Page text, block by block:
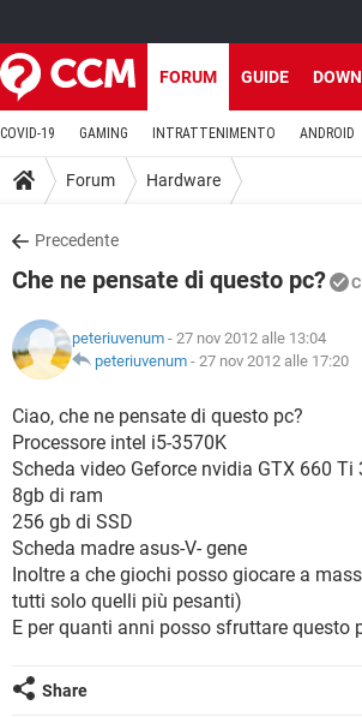
FORUM GUIDE
COVID-19 GAMING INTRATTENIMENTO ANDROID
Forum Hardware
Precedente
Che ne pensate di questo pc?
peteriuvenum - 27 nov 2012 alle 13:04
peteriuvenum - 27 nov 2012 alle 17:20
Ciao, che ne pensate di questo pc?
Processore intel i5-3570K
Scheda video Geforce nvidia GTX 660 Ti
8gb di ram
256 gb di SSD
Scheda madre asus-V- gene
Inoltre a che giochi posso giocare a
tutti solo quelli più pesanti)
E per quanti anni posso sfruttare questo
Share